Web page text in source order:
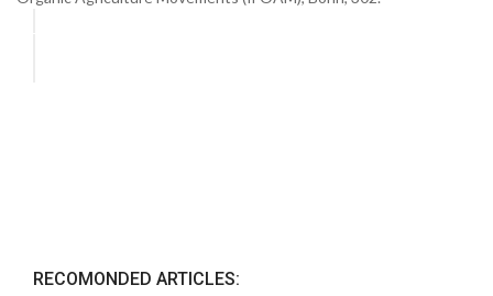
RECOMONDED ARTICLES: